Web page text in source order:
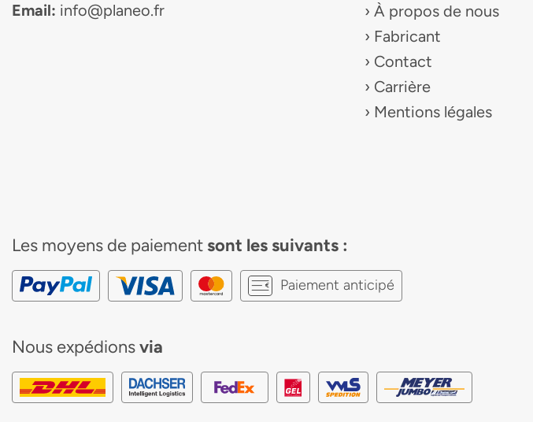
Email: info@planeo.fr
À propos de nous
Fabricant
Contact
Carrière
Mentions légales
Les moyens de paiement sont les suivants :
Paiement anticipé
Nous expédionsvia